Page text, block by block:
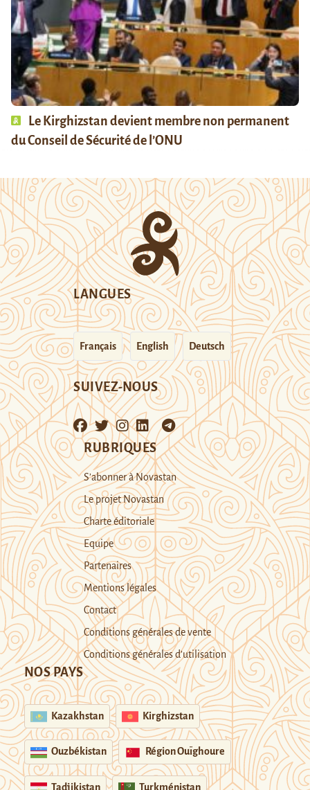
Le Kirghizstan devient membre non permanent
du Conseil de Sécurité de l’ONU
LANGUES
Français English Deutsch
SUIVEZ-NOUS
RUBRIQUES
S’abonner à Novastan
Le projet Novastan
Charte éditoriale
Equipe
Partenaires
Mentions légales
Contact
Conditions générales de vente
Conditions générales d’utilisation
NOS PAYS
Kazakhstan Kirghizstan
Ouzbékistan Région Ouïghoure
Tadjikistan Turkménistan